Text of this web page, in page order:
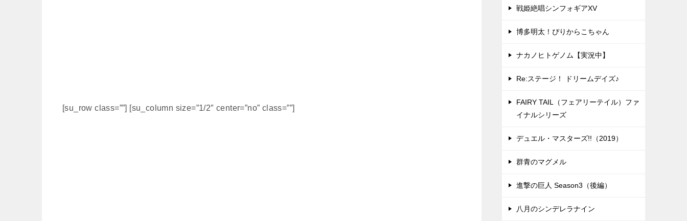
[su_row class=””] [su_column size=”1/2″ center=”no” class=””]
戦姫絶唱シンフォギアXV
博多明太！ぴりからこちゃん
ナカノヒトゲノム【実況中】
Re:ステージ！ ドリームデイズ♪
FAIRY TAIL（フェアリーテイル）ファ
イナルシリーズ
デュエル・マスターズ!!（2019）
群青のマグメル
進撃の巨人 Season3（後編）
八月のシンデレラナイン